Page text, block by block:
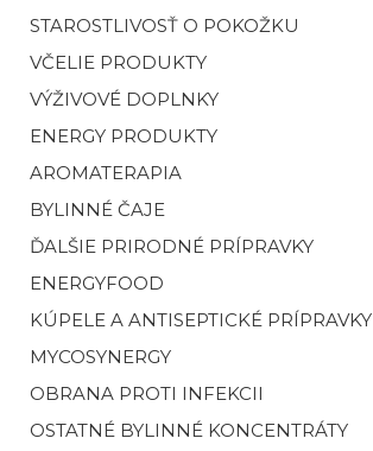
STAROSTLIVOSŤ O POKOŽKU
VČELIE PRODUKTY
VÝŽIVOVÉ DOPLNKY
ENERGY PRODUKTY
AROMATERAPIA
BYLINNÉ ČAJE
ĎALŠIE PRIRODNÉ PRÍPRAVKY
ENERGYFOOD
KÚPELE A ANTISEPTICKÉ PRÍPRAVKY
MYCOSYNERGY
OBRANA PROTI INFEKCII
OSTATNÉ BYLINNÉ KONCENTRÁTY